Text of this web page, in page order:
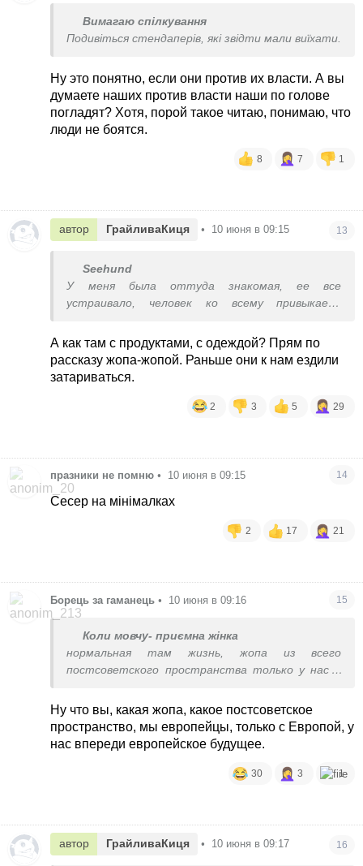
Вимагаю спілкування
Подивіться стендаперів, які звідти мали виїхати.
Ну это понятно, если они против их власти. А вы
думаете наших против власти наши по голове
погладят? Хотя, порой такое читаю, понимаю, что
люди не боятся.
8 7 1
автор ГрайливаКиця • 10 июня в 09:15 13
Seehund
У меня была оттуда знакомая, ее все
устраивало, человек ко всему привыкает,
А как там с продуктами, с одеждой? Прям по
рассказу жопа-жопой. Раньше они к нам ездили
затариваться.
2 3 5 29
празники не помню • 10 июня в 09:15 14
Сесер на мінімалках
2 17 21
Борець за гаманець • 10 июня в 09:16 15
Коли мовчу- приємна жінка
нормальная там жизнь, жопа из всего
постсоветского пространства только у нас и
прогрессией
Ну что вы, какая жопа, какое постсоветское
пространство, мы европейцы, только с Европой, у
нас впереди европейское будущее.
30 3 1
автор ГрайливаКиця • 10 июня в 09:17 16